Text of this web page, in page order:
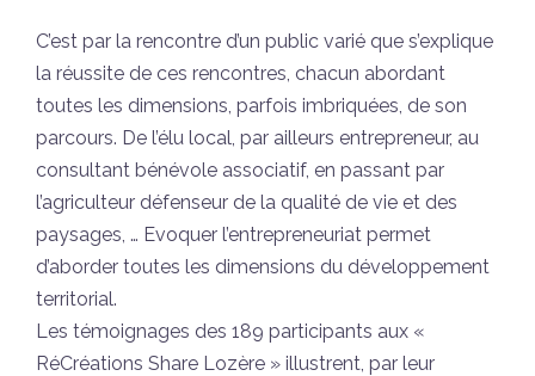
C’est par la rencontre d’un public varié que s’explique
la réussite de ces rencontres, chacun abordant
toutes les dimensions, parfois imbriquées, de son
parcours. De l’élu local, par ailleurs entrepreneur, au
consultant bénévole associatif, en passant par
l’agriculteur défenseur de la qualité de vie et des
paysages, … Evoquer l’entrepreneuriat permet
d’aborder toutes les dimensions du développement
territorial.
Les témoignages des 189 participants aux «
RéCréations Share Lozère » illustrent, par leur